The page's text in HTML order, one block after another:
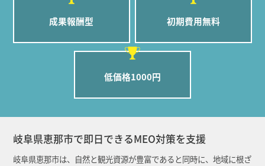
成果報酬型 初期費用無料
低価格1000円
岐阜県恵那市で即日できるMEO対策を支援
岐阜県恵那市は、自然と観光資源が豊富であると同時に、地域に根ざ